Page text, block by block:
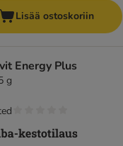
Lisää ostoskoriin
Energy Plus
g